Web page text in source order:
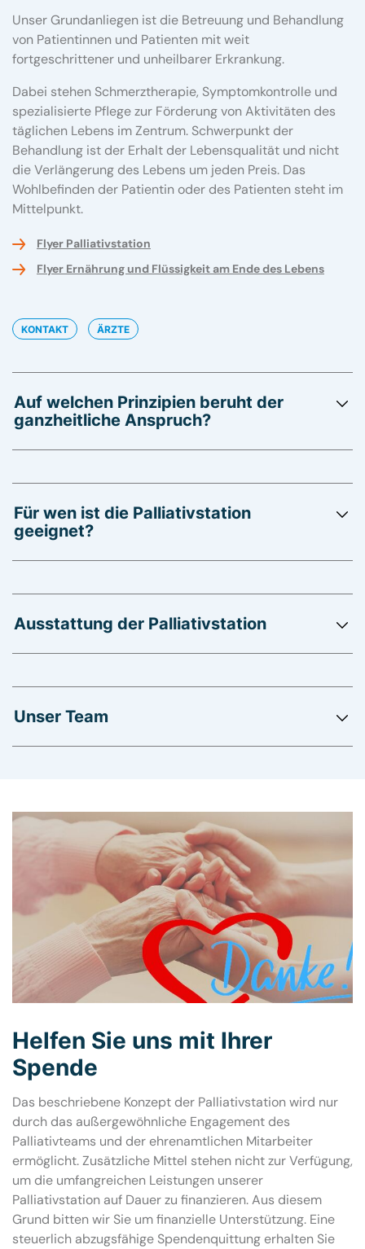
Unser Grundanliegen ist die Betreuung und Behandlung
von Patientinnen und Patienten mit weit
fortgeschrittener und unheilbarer Erkrankung.
Dabei stehen Schmerztherapie, Symptomkontrolle und
spezialisierte Pflege zur Förderung von Aktivitäten des
täglichen Lebens im Zentrum. Schwerpunkt der
Behandlung ist der Erhalt der Lebensqualität und nicht
die Verlängerung des Lebens um jeden Preis. Das
Wohlbefinden der Patientin oder des Patienten steht im
Mittelpunkt.
Flyer Palliativstation
Flyer Ernährung und Flüssigkeit am Ende des Lebens
KONTAKT ÄRZTE
Auf welchen Prinzipien beruht der
ganzheitliche Anspruch?
Für wen ist die Palliativstation
geeignet?
Ausstattung der Palliativstation
Unser Team
Helfen Sie uns mit Ihrer
Spende
Das beschriebene Konzept der Palliativstation wird nur
durch das außergewöhnliche Engagement des
Palliativteams und der ehrenamtlichen Mitarbeiter
ermöglicht. Zusätzliche Mittel stehen nicht zur Verfügung,
um die umfangreichen Leistungen unserer
Palliativstation auf Dauer zu finanzieren. Aus diesem
Grund bitten wir Sie um finanzielle Unterstützung. Eine
steuerlich abzugsfähige Spendenquittung erhalten Sie